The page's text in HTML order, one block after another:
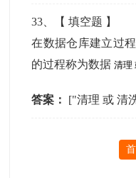
33 、【填空题 】
在数据仓库建立过
的过程称为数据
答案： ["清理 或 清